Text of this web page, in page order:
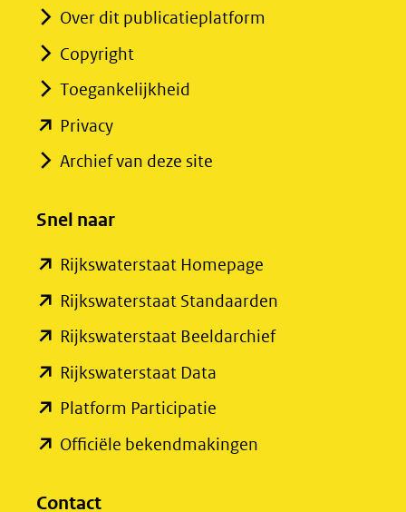
Over dit publicatieplatform
Copyright
Toegankelijkheid
Privacy(opent
in
venster)
naar
een
andere
Archief van deze site
Snel naar
Rijkswaterstaat Homepage
in
Rijkswaterstaat Standaarden
Rijkswaterstaat Beeldarchief(opent
Rijkswaterstaat Data
venster)
Platform Participatie
in
Officiële bekendmakingen
Contact